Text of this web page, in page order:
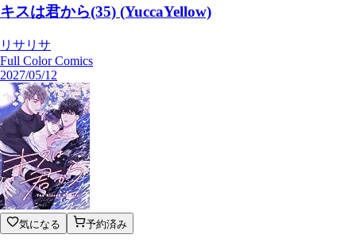
キスは君から(35) (YuccaYellow)
リサリサ
Full Color Comics
2027/05/12
気になる 予約済み